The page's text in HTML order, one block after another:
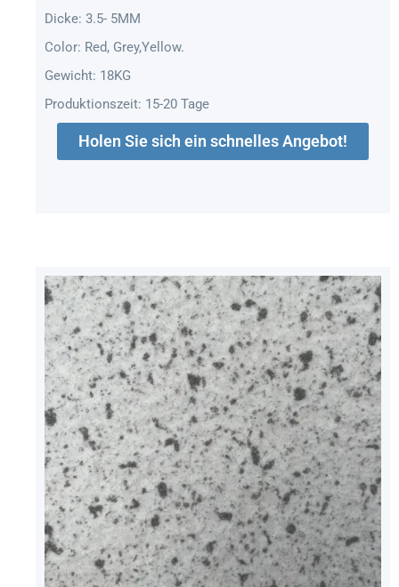
Dicke: 3.5- 5MM
Color: Red, Grey,Yellow.
Gewicht: 18KG
Produktionszeit: 15-20 Tage
Holen Sie sich ein schnelles Angebot!